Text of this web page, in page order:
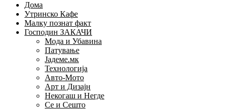
Дома
Утринско Кафе
Малку познат факт
Господин ЗАКАЧИ
Мода и Убавина
Патување
Јадеме.мк
Технологија
Авто-Мото
Арт и Дизајн
Некогаш и Негде
Се и Сешто